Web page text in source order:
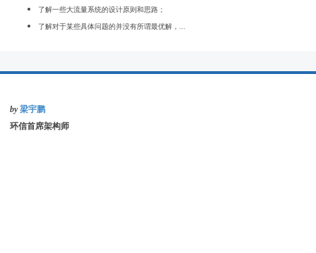
了解一些大流量系统的设计原则和思路；
了解对于某些具体问题的并没有所谓最优解，...
by 梁宇鹏
环信首席架构师